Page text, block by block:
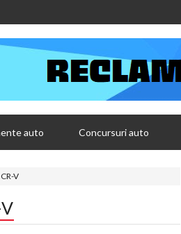
auto Concursuri auto
V